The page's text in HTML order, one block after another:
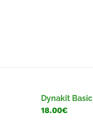
Dynakit Basic
18.00€